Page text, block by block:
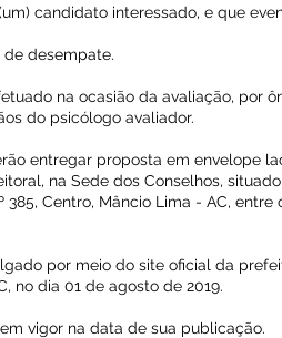
candidato interessado, e que
desempate.
na ocasião da avaliação, por
do psicólogo avaliador.
entregar proposta em envelope
na Sede dos Conselhos,
385, Centro, Mâncio Lima - AC,
por meio do site oficial da
no dia 01 de agosto de 2019.
vigor na data de sua publicação.